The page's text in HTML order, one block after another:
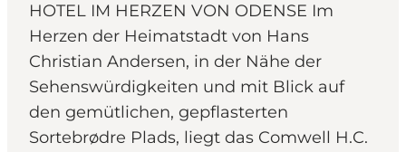
Reiseplanung
HOTEL IM HERZEN VON ODENSE Im
Herzen der Heimatstadt von Hans
Christian Andersen, in der Nähe der
Sehenswürdigkeiten und mit Blick auf
den gemütlichen, gepflasterten
Sortebrødre Plads, liegt das Comwell H.C.